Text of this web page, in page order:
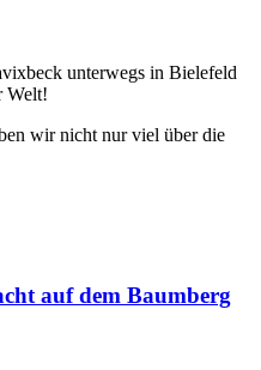
unterwegs in Bielefeld
Welt!
wir nicht nur viel über die
auf dem Baumberg